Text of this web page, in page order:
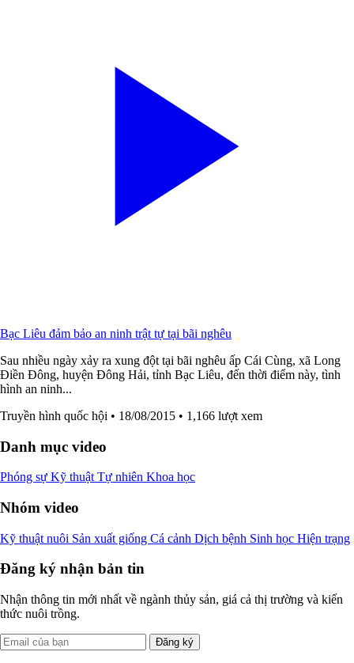
Bạc Liêu đảm bảo an ninh trật tự tại bãi nghêu
Sau nhiều ngày xảy ra xung đột tại bãi nghêu ấp Cái Cùng, xã Long
Điền Đông, huyện Đông Hải, tỉnh Bạc Liêu, đến thời điểm này, tình
hình an ninh...
Truyền hình quốc hội • 18/08/2015 • 1,166 lượt xem
Danh mục video
Phóng sự Kỹ thuật Tự nhiên Khoa học
Nhóm video
Kỹ thuật nuôi Sản xuất giống Cá cảnh Dịch bệnh Sinh học Hiện trạng
Đăng ký nhận bản tin
Nhận thông tin mới nhất về ngành thủy sản, giá cả thị trường và kiến
thức nuôi trồng.
Đăng ký